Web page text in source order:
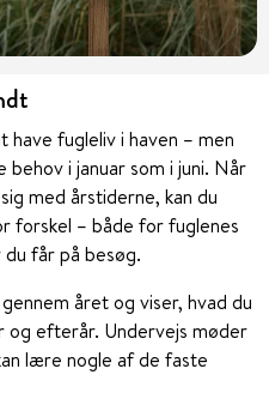
fugleliv i haven – men
behov i januar som i juni. Når
med årstiderne, kan du
forskel – både for fuglenes
får på besøg.
året og viser, hvad du
og efterår. Undervejs møder
lære nogle af de faste